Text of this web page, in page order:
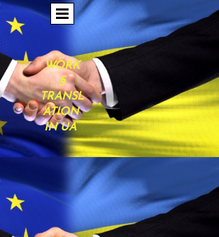
WORK
§
TRANSL
ATION
IN UA